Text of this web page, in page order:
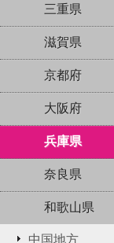
三重県
滋賀県
京都府
大阪府
兵庫県
奈良県
和歌山県
中国地方